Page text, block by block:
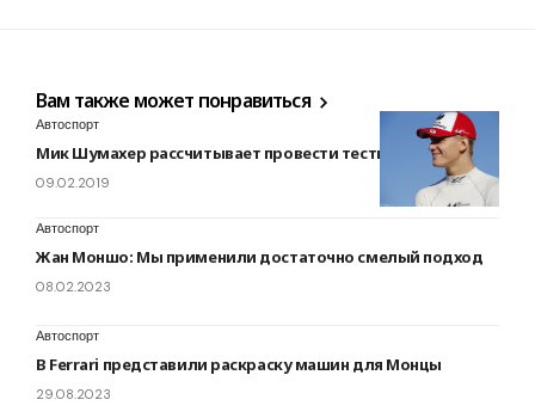
Вам также может понравиться
Автоспорт
Мик Шумахер рассчитывает провести тесты за Ferrari
09.02.2019
Автоспорт
Жан Моншо: Мы применили достаточно смелый подход
08.02.2023
Автоспорт
В Ferrari представили раскраску машин для Монцы
29.08.2023